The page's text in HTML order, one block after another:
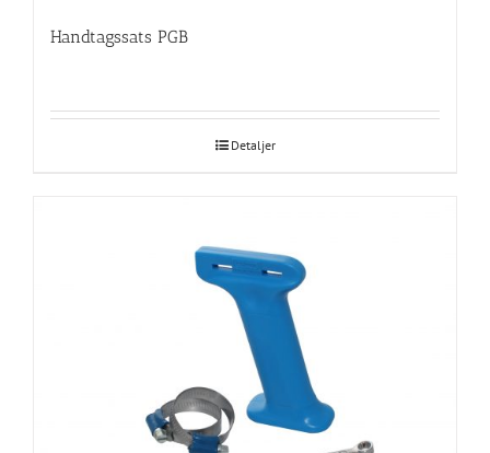
Handtagssats PGB
Detaljer